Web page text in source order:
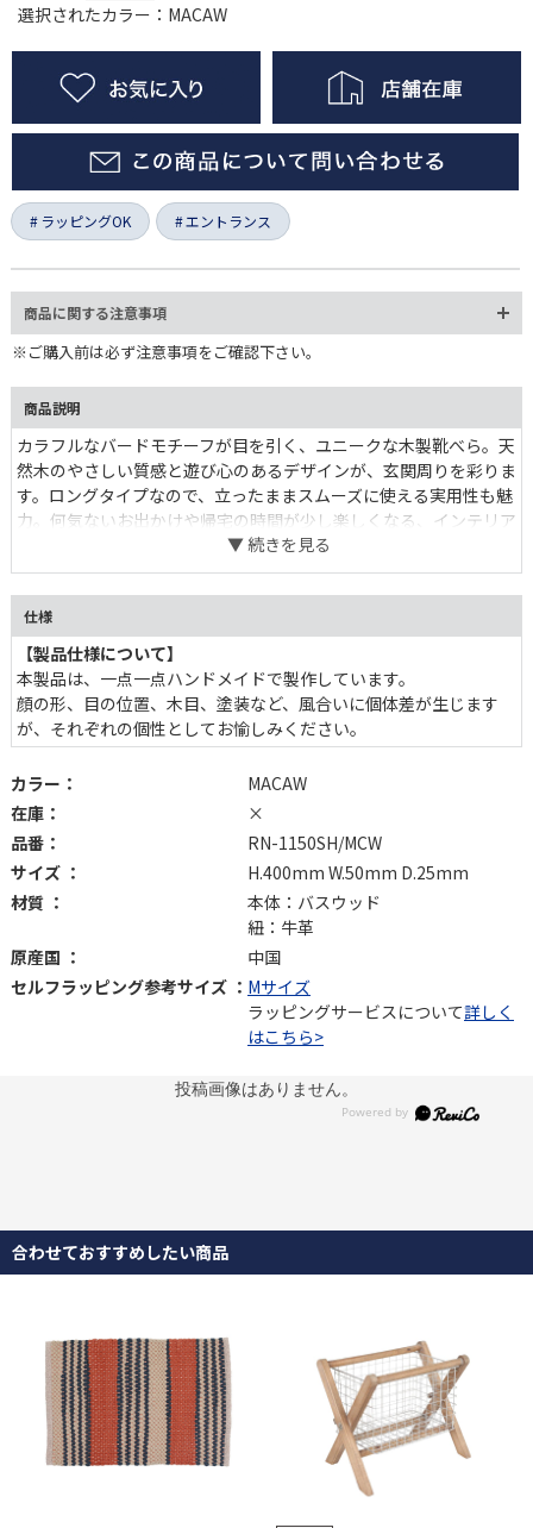
選択されたカラー：MACAW
ラッピングOK エントランス
商品に関する注意事項
※ご購入前は必ず注意事項をご確認下さい。
商品説明
カラフルなバードモチーフが目を引く、ユニークな木製靴べら。天
然木のやさしい質感と遊び心のあるデザインが、玄関周りを彩りま
す。ロングタイプなので、立ったままスムーズに使える実用性も魅
力。何気ないお出かけや帰宅の時間が少し楽しくなる、インテリア
雑貨感覚で取り入れたいアイテムです。
仕様
【製品仕様について】
本製品は、一点一点ハンドメイドで製作しています。
顔の形、目の位置、木目、塗装など、風合いに個体差が生じます
が、それぞれの個性としてお愉しみください。
カラー：
MACAW
在庫：
×
品番：
RN-1150SH/MCW
サイズ ：
H.400mm W.50mm D.25mm
材質 ：
本体：バスウッド
紐：牛革
原産国 ：
中国
セルフラッピング参考サイズ ： Mサイズ
ラッピングサービスについて詳しく
はこちら>
投稿画像はありません。
合わせておすすめしたい商品